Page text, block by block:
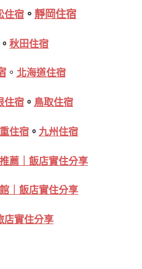
住宿 。 靜岡住宿
。 秋田住宿
。 北海道住宿
住宿 。 鳥取住宿
住宿 。 九州住宿
薦｜飯店實住分享
｜飯店實住分享
店實住分享